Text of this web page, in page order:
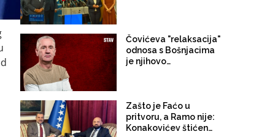
Čovićeva "relaksacija"
odnosa s Bošnjacima
je njihovo
Zašto je Faćo u
pritvoru, a Ramo nije:
Konakovićev štićenik